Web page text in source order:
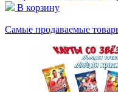
В корзину
Самые продаваемые